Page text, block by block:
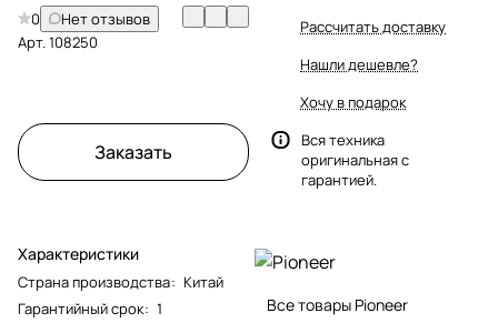
0
Нет отзывов
Арт.108250
Заказать
Характеристики
Страна производства: Китай
Гарантийный срок: 1
Рассчитать доставку
Нашли дешевле?
Хочу в подарок
Вся техника
оригинальная с
гарантией.
Все товары Pioneer